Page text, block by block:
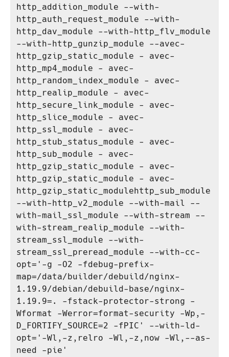
http_addition_module --with-
http_auth_request_module --with-
http_dav_module --with-http_flv_module
--with-http_gunzip_module --avec-
http_gzip_static_module - avec-
http_mp4_module - avec-
http_random_index_module - avec-
http_realip_module - avec-
http_secure_link_module - avec-
http_slice_module - avec-
http_ssl_module - avec-
http_stub_status_module - avec-
http_sub_module - avec-
http_gzip_static_module - avec-
http_gzip_static_module - avec-
http_gzip_static_modulehttp_sub_module
--with-http_v2_module --with-mail --
with-mail_ssl_module --with-stream --
with-stream_realip_module --with-
stream_ssl_module --with-
stream_ssl_preread_module --with-cc-
opt='-g -O2 -fdebug-prefix-
map=/data/builder/debuild/nginx-
1.19.9/debian/debuild-base/nginx-
1.19.9=. -fstack-protector-strong -
Wformat -Werror=format-security -Wp,-
D_FORTIFY_SOURCE=2 -fPIC' --with-ld-
opt='-Wl,-z,relro -Wl,-z,now -Wl,--as-
need -pie'